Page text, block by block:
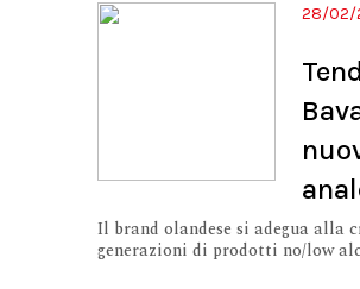
28/02/
Il brand olandese si adegua alla
generazioni di prodotti no/low